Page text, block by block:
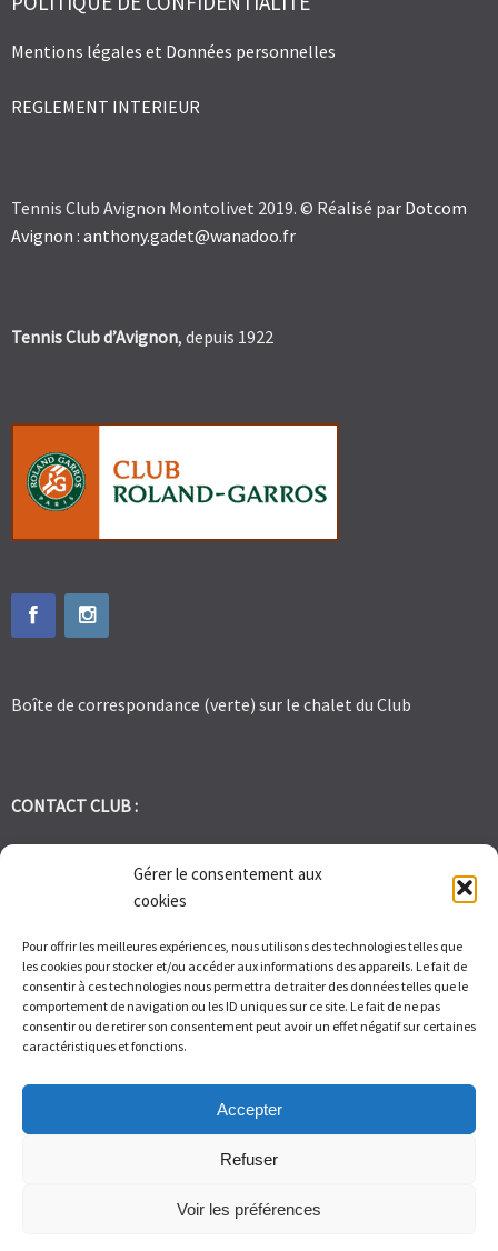
Gérer le consentement aux
cookies
Pour offrir les meilleures expériences, nous utilisons des technologies telles que
les cookies pour stocker et/ou accéder aux informations des appareils. Le fait de
consentir à ces technologies nous permettra de traiter des données telles que le
comportement de navigation ou les ID uniques sur ce site. Le fait de ne pas
consentir ou de retirer son consentement peut avoir un effet négatif sur certaines
caractéristiques et fonctions.
Accepter
Refuser
Voir les préférences
Mentions légales et Données personnelles
REGLEMENT INTERIEUR
Tennis Club Avignon Montolivet 2019. © Réalisé par Dotcom
Avignon : anthony.gadet@wanadoo.fr
Tennis Club d’Avignon, depuis 1922
Boîte de correspondance (verte) sur le chalet du Club
CONTACT CLUB :
tennis.club.avignon@orange.fr
1 Bd des Frères Reboul 30400 Villeneuve les Avignon
Du Lundi au Vendredi de 9h à 12h et de 14h à 17h – Samedi de 9H
à 11H
© Tennis Club Avignon Montolivet 2026.